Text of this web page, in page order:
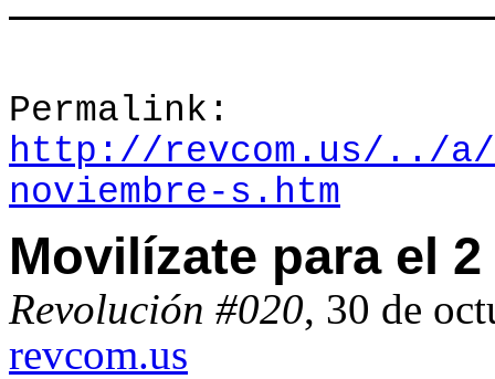
Permalink:
http://revcom.us/../a/
noviembre-s.htm
Movilízate para el
Revolución #020, 30 de
revcom.us